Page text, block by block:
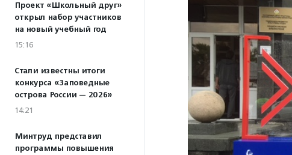
Проект «Школьный друг»
открыл набор участников
на новый учебный год
15:16
Стали известны итоги
конкурса «Заповедные
острова России — 2026»
14:21
Минтруд представил
программы повышения